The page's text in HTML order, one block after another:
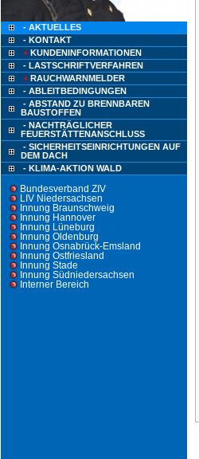
- AKTUELLES
- KONTAKT
+ KUNDENINFORMATIONEN
- LASTSCHRIFTVERFAHREN
+ RAUCHWARNMELDER
- ABLEITBEDINGUNGEN
- ABSTAND ZU BRENNBAREN
BAUSTOFFEN
- NACHTRÄGLICHER
FEUERSTÄTTENANSCHLUSS
- SICHERHEITSEINRICHTUNGEN AUF
DEM DACH
- KLIMA-AKTION WALD
Bundesverband ZIV
LIV Niedersachsen
Innung Braunschweig
Innung Hannover
Innung Lüneburg
Innung Oldenburg
Innung Osnabrück-Emsland
Innung Ostfriesland
Innung Stade
Innung Südniedersachsen
Interner Bereich